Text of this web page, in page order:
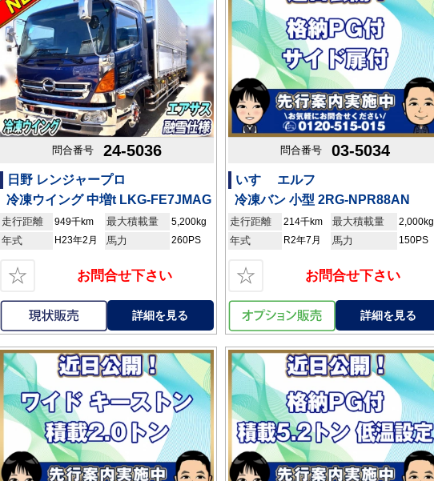
問合番号 24-5036
日野 レンジャープロ
冷凍ウイング 中増t LKG-FE7JMAG
走行距離 949千km 最大積載量 5,200kg
年式 H23年2月 馬力 260PS
☆ お問合せ下さい
詳細を見る
問合番号 03-5034
いすゞ エルフ
冷凍バン 小型 2RG-NPR88AN
走行距離 214千km 最大積載量 2,000kg
年式 R2年7月 馬力 150PS
☆ お問合せ下さい
詳細を見る